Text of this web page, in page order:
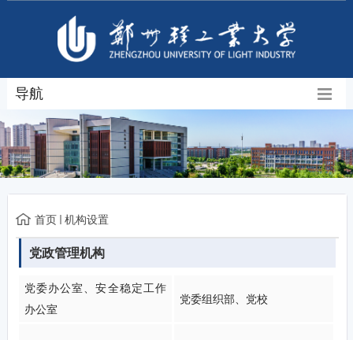
导航
首页 机构设置
党政管理机构
党委办公室、安全稳定工作
办公室
党委组织部、党校